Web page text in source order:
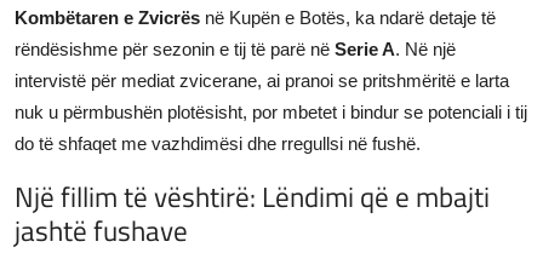
Kombëtaren e Zvicrës në Kupën e Botës, ka ndarë detaje të
rëndësishme për sezonin e tij të parë në Serie A. Në një
intervistë për mediat zvicerane, ai pranoi se pritshmëritë e larta
nuk u përmbushën plotësisht, por mbetet i bindur se potenciali i tij
do të shfaqet me vazhdimësi dhe rregullsi në fushë.
Një fillim të vështirë: Lëndimi që e mbajti
jashtë fushave